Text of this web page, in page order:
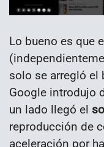
Lo bueno es que
solo se arregló el
Google introdujo
un lado llegó el
reproducción de
aceleración por